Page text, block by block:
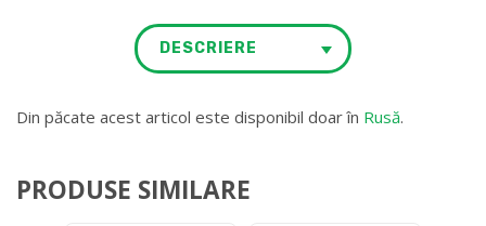
DESCRIERE
Din păcate acest articol este disponibil doar în Rusă.
PRODUSE SIMILARE